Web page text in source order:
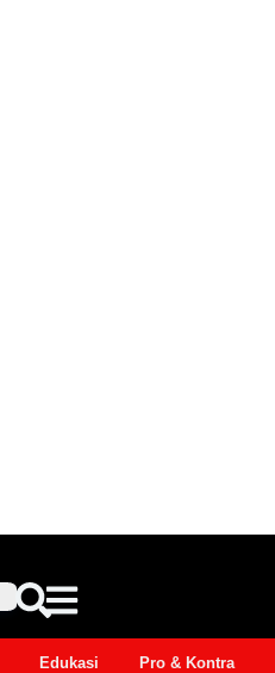
Edukasi Pro & Kontra